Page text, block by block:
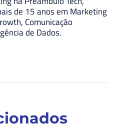
de 15 anos em Marketing
Comunicação
de Dados.